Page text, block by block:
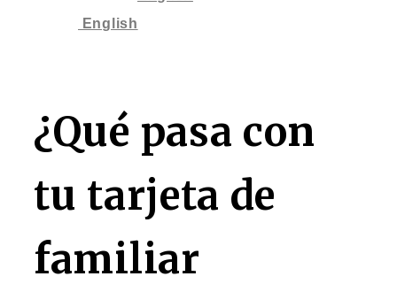
English
¿Qué pasa con
tu tarjeta de
familiar